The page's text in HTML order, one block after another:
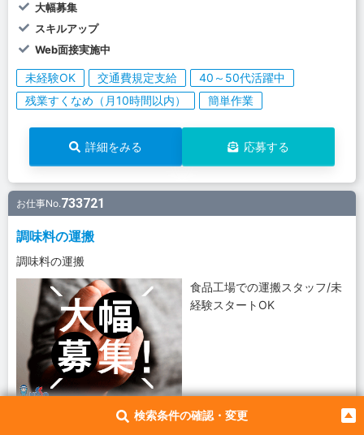
検索条件の確認・変更
大幅募集
スキルアップ
Web面接実施中
未経験OK 交通費規定支給
40～50代活躍中
残業すくなめ（月10時間以内）
簡単作業
詳細をみる 応募する
お仕事No.733721
調味料の運搬
調味料の運搬
食品工場での運搬スタッフ/未
経験スタートOK
シフト -